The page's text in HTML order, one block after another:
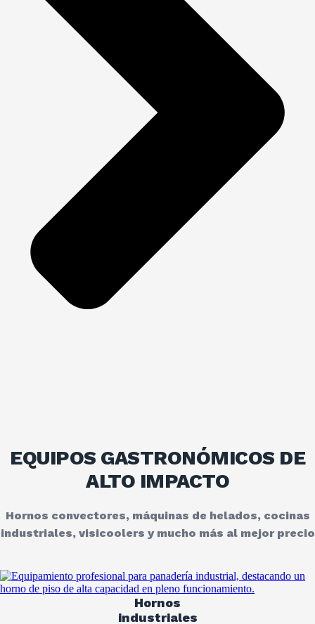
EQUIPOS GASTRONÓMICOS DE
ALTO IMPACTO
Hornos convectores, máquinas de helados, cocinas
industriales, visicoolers y mucho más al mejor precio
Hornos
industriales